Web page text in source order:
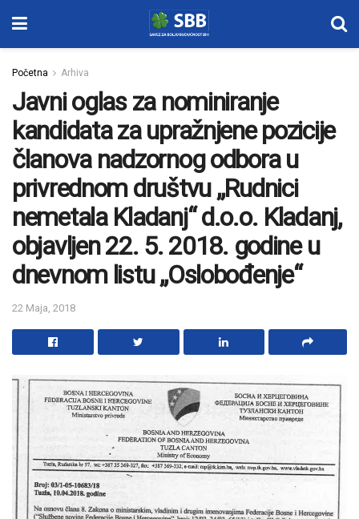
Početna Arhiva
Javni oglas za nominiranje
kandidata za upražnjene pozicije
članova nadzornog odbora u
privrednom društvu „Rudnici
nemetala Kladanj“ d.o.o. Kladanj,
objavljen 22. 5. 2018. godine u
dnevnom listu „Oslobođenje“
22 Maja, 2018